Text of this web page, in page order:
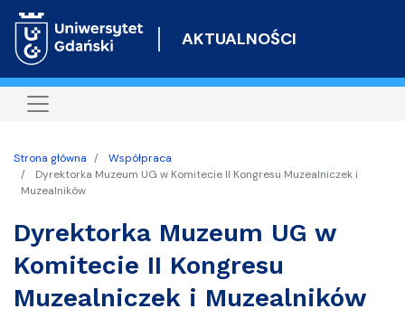
do
AKTUALNOŚCI
Strona główna
Współpraca
Dyrektorka Muzeum UG w Komitecie II Kongresu Muzealniczek i
Muzealników
Dyrektorka Muzeum UG w
Komitecie II Kongresu
Muzealniczek i Muzealników